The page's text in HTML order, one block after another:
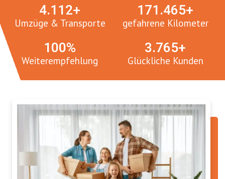
Umzüge & Transporte
4.112+
gefahrene Kilometer
171.465+
Weiterempfehlung
100%
Glückliche Kunden
3.765+